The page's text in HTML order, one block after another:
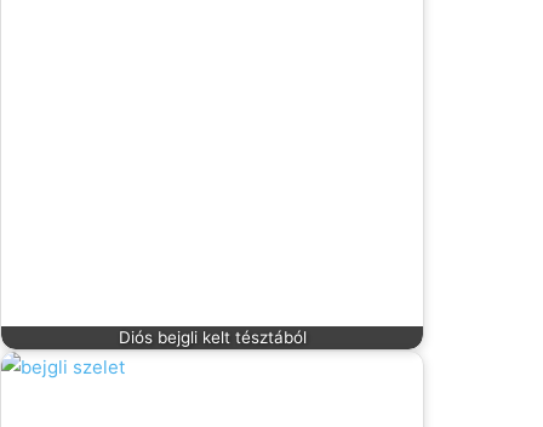
Diós bejgli kelt tésztából